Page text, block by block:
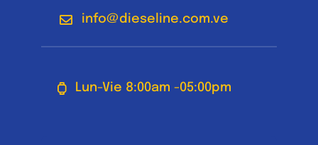
info@dieseline.com.ve
Lun-Vie 8:00am -05:00pm